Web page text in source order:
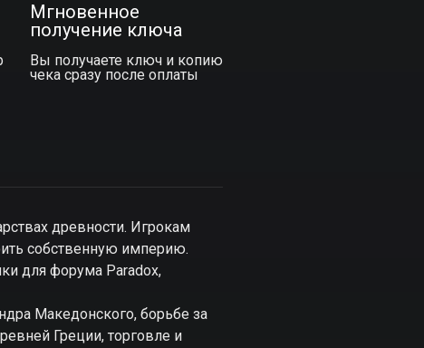
Мгновенное
получение ключа
Вы получаете ключ и копию
чека сразу после оплаты
древности. Игрокам
собственную империю.
для форума Paradox,
Македонского, борьбе за
Греции, торговле и